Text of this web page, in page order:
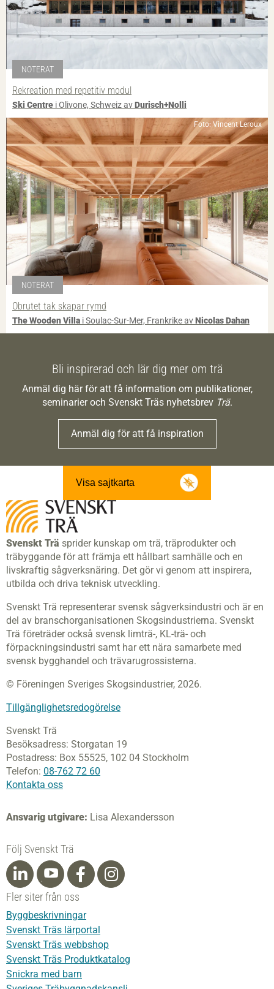
NOTERAT
Rekreation med repetitiv modul
Ski Centre i Olivone, Schweiz avDurisch+Nolli
Foto: Vincent Leroux
NOTERAT
Obrutet tak skapar rymd
The Wooden Villa i Soulac-Sur-Mer, Frankrike avNicolas Dahan
Bli inspirerad och lär dig mer om trä
Anmäl dig här för att få information om publikationer,
seminarier och Svenskt Träs nyhetsbrev Trä.
Anmäl dig för att få inspiration
Visa sajtkarta
Svenskt Trä sprider kunskap om trä, träprodukter och
träbyggande för att främja ett hållbart samhälle och en
livskraftig sågverksnäring. Det gör vi genom att inspirera,
utbilda och driva teknisk utveckling.
Svenskt Trä representerar svensk sågverksindustri och är en
del av branschorganisationen Skogsindustrierna. Svenskt
Trä företräder också svensk limträ-, KL-trä- och
förpackningsindustri samt har ett nära samarbete med
svensk bygghandel och trävarugrossisterna.
© Föreningen Sveriges Skogsindustrier, 2026.
Tillgänglighetsredogörelse
Svenskt Trä
Besöksadress: Storgatan 19
Postadress: Box 55525, 102 04 Stockholm
Telefon: 08-762 72 60
Kontakta oss
Ansvarig utgivare: Lisa Alexandersson
Följ Svenskt Trä
Fler siter från oss
Byggbeskrivningar
Svenskt Träs lärportal
Svenskt Träs webbshop
Svenskt Träs Produktkatalog
Snickra med barn